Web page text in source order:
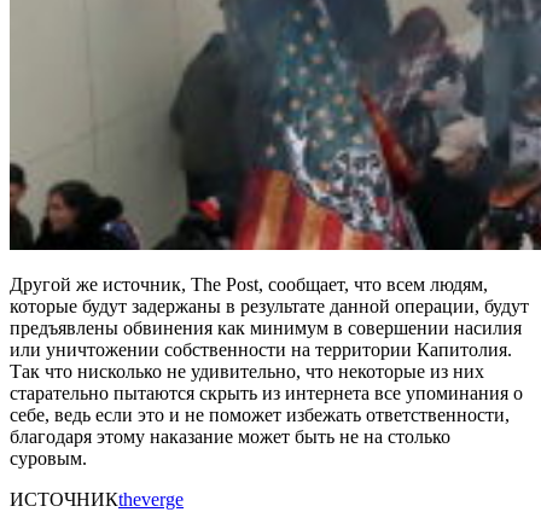
Другой же источник, The Post, сообщает, что всем людям,
которые будут задержаны в результате данной операции, будут
предъявлены обвинения как минимум в совершении насилия
или уничтожении собственности на территории Капитолия.
Так что нисколько не удивительно, что некоторые из них
старательно пытаются скрыть из интернета все упоминания о
себе, ведь если это и не поможет избежать ответственности,
благодаря этому наказание может быть не на столько
суровым.
ИСТОЧНИКtheverge